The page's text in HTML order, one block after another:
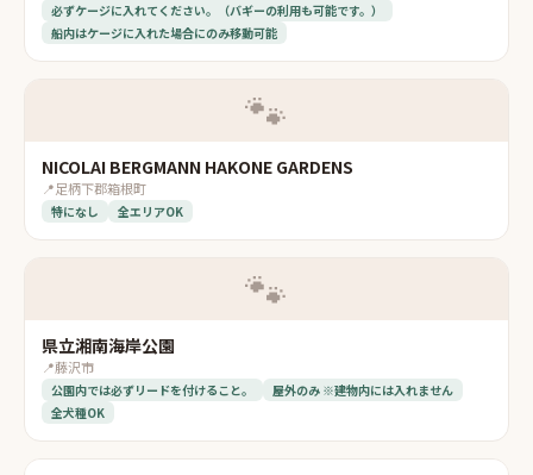
必ずケージに入れてください。（バギーの利用も可能です。）
船内はケージに入れた場合にのみ移動可能
🐾
NICOLAI BERGMANN HAKONE GARDENS
📍足柄下郡箱根町
特になし 全エリアOK
🐾
県立湘南海岸公園
📍藤沢市
公園内では必ずリードを付けること。
屋外のみ ※建物内には入れません
全犬種OK